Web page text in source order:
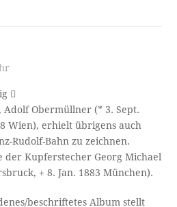

Obermüllner (* 3. Sept.
Wien), erhielt übrigens auch
Rudolf-Bahn zu zeichnen.
der Kupferstecher Georg Michael
+ 8. Jan. 1883 München).
beschriftetes Album stellt